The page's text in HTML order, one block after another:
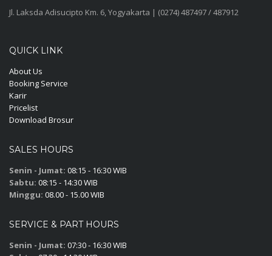
Jl. Laksda Adisucipto Km. 6, Yogyakarta | (0274) 487497 / 487912
QUICK LINK
About Us
Booking Service
Karir
Pricelist
Download Brosur
SALES HOURS
Senin - Jumat: 08:15 - 16:30 WIB
Sabtu: 08:15 - 14:30 WIB
Minggu: 08.00 - 15.00 WIB
SERVICE & PART HOURS
Senin - Jumat: 07:30 - 16:30 WIB